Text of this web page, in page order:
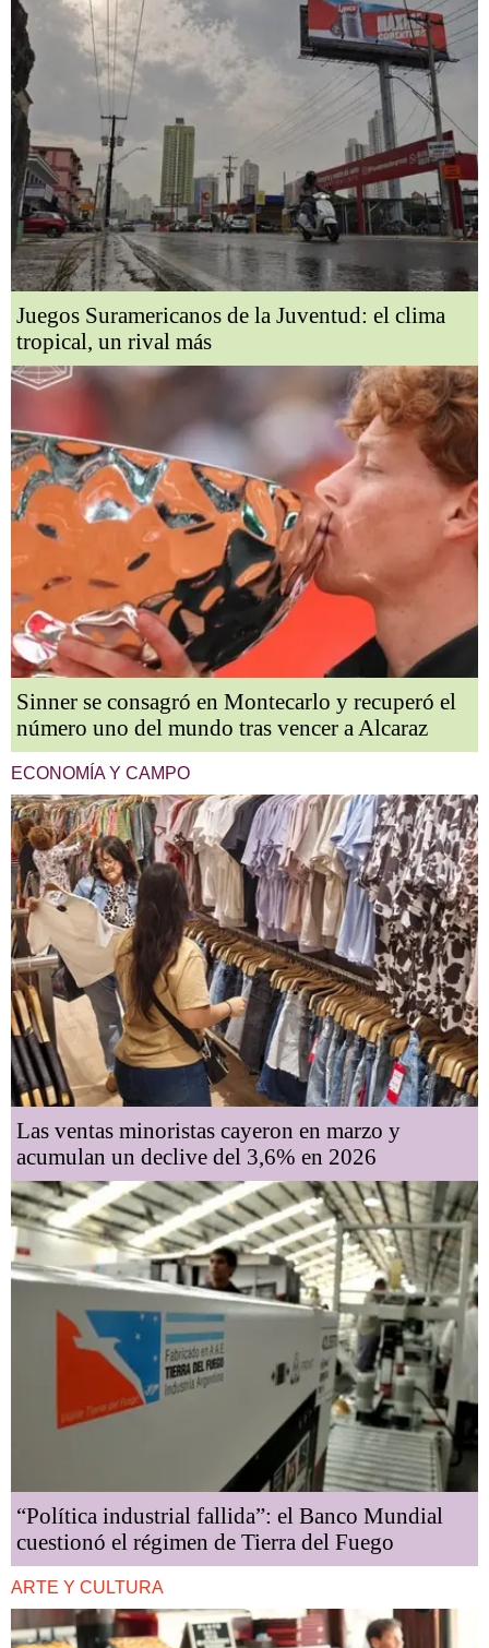
Juegos Suramericanos de la Juventud: el clima
tropical, un rival más
Sinner se consagró en Montecarlo y recuperó el
número uno del mundo tras vencer a Alcaraz
ECONOMÍA Y CAMPO
Las ventas minoristas cayeron en marzo y
acumulan un declive del 3,6% en 2026
“Política industrial fallida”: el Banco Mundial
cuestionó el régimen de Tierra del Fuego
ARTE Y CULTURA